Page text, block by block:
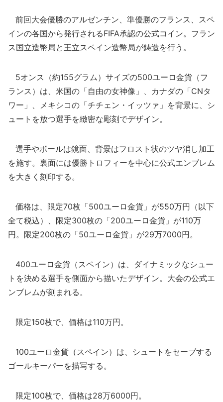
前回大会優勝のアルゼンチン、準優勝のフランス、スペ
インの各国から発行されるFIFA承認の公式コイン。フラン
ス国立造幣局と王立スペイン造幣局が鋳造を行う。
5オンス（約155グラム）サイズの500ユーロ金貨（フ
ランス）は、米国の「自由の女神像」、カナダの「CNタ
ワー」、メキシコの「チチェン・イッツァ」を背景に、シ
ュートを放つ選手を緻密な彫刻でデザイン。
選手やボールは鏡面、背景はフロスト状のツヤ消し加工
を施す。裏面には優勝トロフィーを中心に公式エンブレム
を大きく刻印する。
価格は、限定70枚「500ユーロ金貨」が550万円（以下
全て税込）、限定300枚の「200ユーロ金貨」が110万
円。限定200枚の「50ユーロ金貨」が29万7000円。
400ユーロ金貨（スペイン）は、ダイナミックなシュー
トを決める選手を側面から描いたデザイン。大会の公式エ
ンブレムが刻まれる。
限定150枚で、価格は110万円。
100ユーロ金貨（スペイン）は、シュートをセーブする
ゴールキーパーを描写する。
限定100枚で、価格は28万6000円。